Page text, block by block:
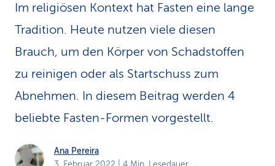
c
e
-
i
k
Im religiösen Kontext hat Fasten eine lange
Tradition. Heute nutzen viele diesen
Brauch, um den Körper von Schadstoffen
zu reinigen oder als Startschuss zum
Abnehmen. In diesem Beitrag werden 4
beliebte Fasten-Formen vorgestellt.
Ana Pereira